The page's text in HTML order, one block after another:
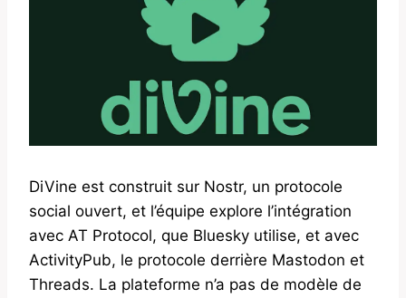
DiVine est construit sur Nostr, un protocole
social ouvert, et l’équipe explore l’intégration
avec AT Protocol, que Bluesky utilise, et avec
ActivityPub, le protocole derrière Mastodon et
Threads. La plateforme n’a pas de modèle de